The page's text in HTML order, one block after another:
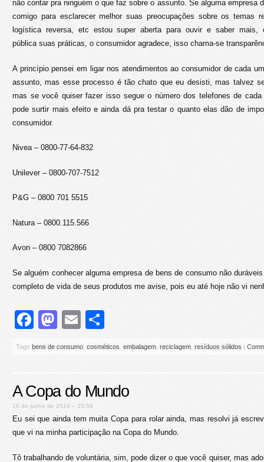
não contar pra ninguém o que faz sobre o assunto. Se alguma empresa
comigo para esclarecer melhor suas preocupações sobre os temas
logística reversa, etc estou super aberta para ouvir e saber mais,
pública suas práticas, o consumidor agradece, isso chama-se
A princípio pensei em ligar nos atendimentos ao consumidor de cada
assunto, mas esse processo é tão chato que eu desisti, mas talvez
mas se você quiser fazer isso segue o número dos telefones de
pode surtir mais efeito e ainda dá pra testar o quanto elas dão de
consumidor.
Nivea – 0800-77-64-832
Unilever – 0800-707-7512
P&G – 0800 701 5515
Natura – 0800.115.566
Avon – 0800 7082866
Se alguém conhecer alguma empresa de bens de consumo não
completo de vida de seus produtos me avise, pois eu até hoje não vi
Facebook
Mastodon
Email
Tags bens de consumo cosméticos embalagem reciclagem resíduos sólidos |
A Copa do Mundo
16 de junho de 2014 – 15:56
Eu sei que ainda tem muita Copa para rolar ainda, mas resolvi já
que vi na minha participação na Copa do Mundo.
Tô trabalhando de voluntária, sim, pode dizer o que você quiser, mas